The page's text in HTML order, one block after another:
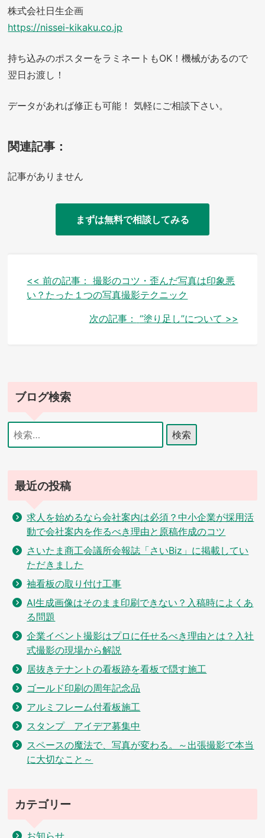
株式会社日生企画
https://nissei-kikaku.co.jp
持ち込みのポスターをラミネートもOK！機械があるので
翌日お渡し！
データがあれば修正も可能！ 気軽にご相談下さい。
関連記事：
記事がありません
まずは無料で相談してみる
投
稿
ー
ョ
<< 前の記事：
撮影のコツ・歪んだ写真は印象悪
い？たった１つの写真撮影テクニック
次の記事： “塗り足し”について >>
ブログ検索
検
索:
最近の投稿
求人を始めるなら会社案内は必須？中小企業が採用活
動で会社案内を作るべき理由と原稿作成のコツ
さいたま商工会議所会報誌「さいBiz」に掲載してい
ただきました
袖看板の取り付け工事
AI生成画像はそのまま印刷できない？入稿時によくあ
る問題
企業イベント撮影はプロに任せるべき理由とは？入社
式撮影の現場から解説
居抜きテナントの看板跡を看板で隠す施工
ゴールド印刷の周年記念品
アルミフレーム付看板施工
スタンプ アイデア募集中
スペースの魔法で、写真が変わる。～出張撮影で本当
に大切なこと～
カテゴリー